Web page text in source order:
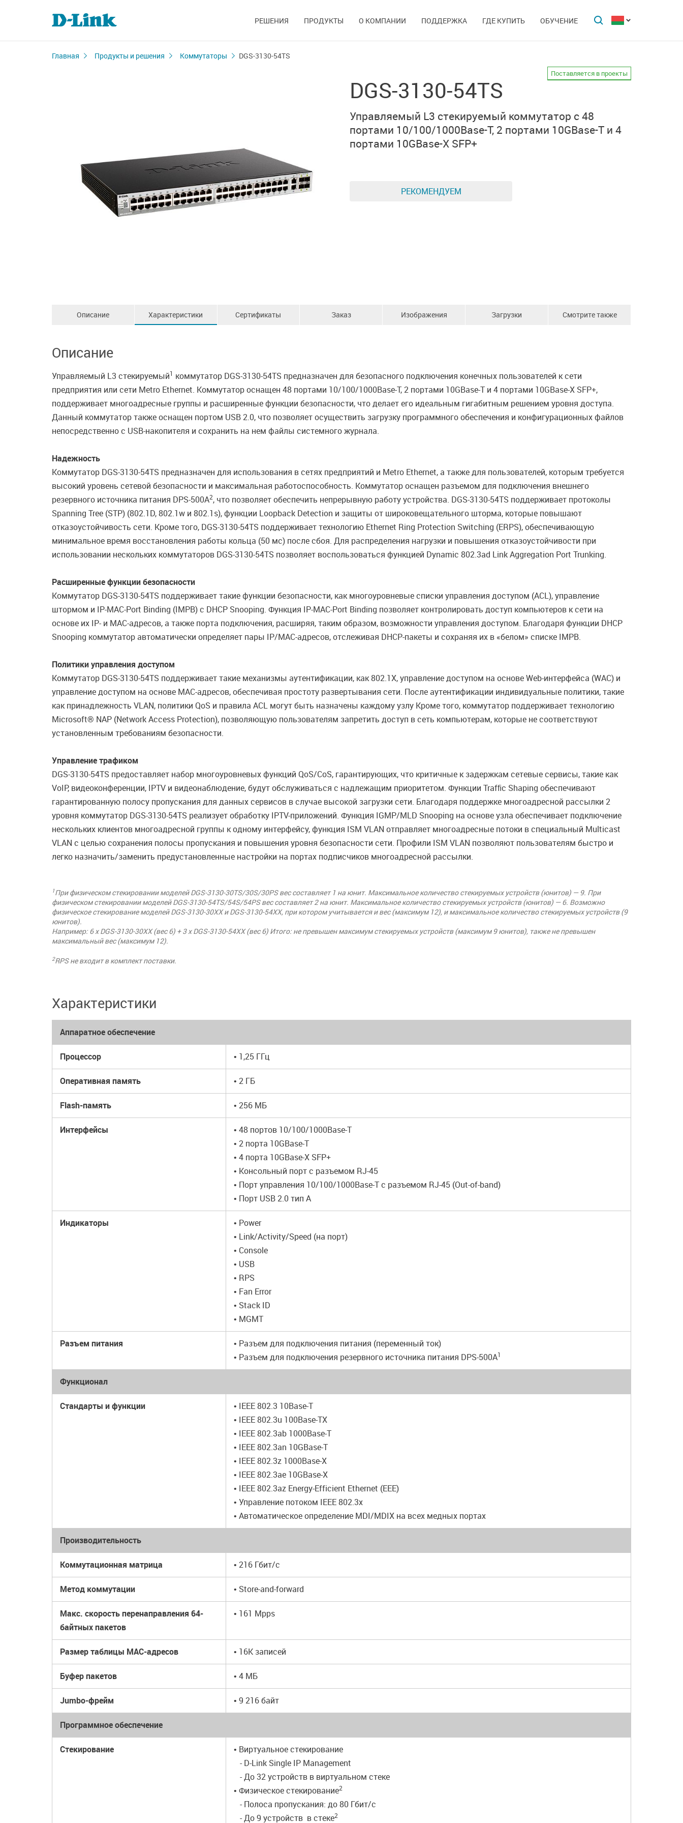
РЕШЕНИЯ ПРОДУКТЫ О КОМПАНИИ ПОДДЕРЖКА ГДЕ КУПИТЬ ОБУЧЕНИЕ
Главная Продукты и решения Коммутаторы DGS-3130-54TS
DGS-3130-54TS
Поставляется в проекты
Управляемый L3 стекируемый коммутатор с 48
портами 10/100/1000Base-T, 2 портами 10GBase-T и 4
портами 10GBase-X SFP+
РЕКОМЕНДУЕМ
Описание Характеристики Сертификаты Заказ Изображения Загрузки Смотрите также
Описание
Управляемый L3 стекируемый1 коммутатор DGS-3130-54TS предназначен для безопасного подключения конечных пользователей к сети
предприятия или сети Metro Ethernet. Коммутатор оснащен 48 портами 10/100/1000Base-T, 2 портами 10GBase-T и 4 портами 10GBase-X SFP+,
поддерживает многоадресные группы и расширенные функции безопасности, что делает его идеальным гигабитным решением уровня доступа.
Данный коммутатор также оснащен портом USB 2.0, что позволяет осуществить загрузку программного обеспечения и конфигурационных файлов
непосредственно с USB-накопителя и сохранить на нем файлы системного журнала.
Надежность
Коммутатор DGS-3130-54TS предназначен для использования в сетях предприятий и Metro Ethernet, а также для пользователей, которым требуется
высокий уровень сетевой безопасности и максимальная работоспособность. Коммутатор оснащен разъемом для подключения внешнего
резервного источника питания DPS-500A2, что позволяет обеспечить непрерывную работу устройства. DGS-3130-54TS поддерживает протоколы
Spanning Tree (STP) (802.1D, 802.1w и 802.1s), функции Loopback Detection и защиты от широковещательного шторма, которые повышают
отказоустойчивость сети. Кроме того, DGS-3130-54TS поддерживает технологию Ethernet Ring Protection Switching (ERPS), обеспечивающую
минимальное время восстановления работы кольца (50 мс) после сбоя. Для распределения нагрузки и повышения отказоустойчивости при
использовании нескольких коммутаторов DGS-3130-54TS позволяет воспользоваться функцией Dynamic 802.3ad Link Aggregation Port Trunking.
Расширенные функции безопасности
Коммутатор DGS-3130-54TS поддерживает такие функции безопасности, как многоуровневые списки управления доступом (ACL), управление
штормом и IP-MAC-Port Binding (IMPB) с DHCP Snooping. Функция IP-MAC-Port Binding позволяет контролировать доступ компьютеров к сети на
основе их IP- и MAC-адресов, а также порта подключения, расширяя, таким образом, возможности управления доступом. Благодаря функции DHCP
Snooping коммутатор автоматически определяет пары IP/MAC-адресов, отслеживая DHCP-пакеты и сохраняя их в «белом» списке IMPB.
Политики управления доступом
Коммутатор DGS-3130-54TS поддерживает такие механизмы аутентификации, как 802.1X, управление доступом на основе Web-интерфейса (WAC) и
управление доступом на основе MAC-адресов, обеспечивая простоту развертывания сети. После аутентификации индивидуальные политики, такие
как принадлежность VLAN, политики QoS и правила ACL могут быть назначены каждому узлу Кроме того, коммутатор поддерживает технологию
Microsoft® NAP (Network Access Protection), позволяющую пользователям запретить доступ в сеть компьютерам, которые не соответствуют
установленным требованиям безопасности.
Управление трафиком
DGS-3130-54TS предоставляет набор многоуровневых функций QoS/CoS, гарантирующих, что критичные к задержкам сетевые сервисы, такие как
VoIP, видеоконференции, IPTV и видеонаблюдение, будут обслуживаться с надлежащим приоритетом. Функции Trafﬁc Shaping обеспечивают
гарантированную полосу пропускания для данных сервисов в случае высокой загрузки сети. Благодаря поддержке многоадресной рассылки 2
уровня коммутатор DGS-3130-54TS реализует обработку IPTV-приложений. Функция IGMP/MLD Snooping на основе узла обеспечивает подключение
нескольких клиентов многоадресной группы к одному интерфейсу, функция ISM VLAN отправляет многоадресные потоки в специальный Multicast
VLAN с целью сохранения полосы пропускания и повышения уровня безопасности сети. Профили ISM VLAN позволяют пользователям быстро и
легко назначить/заменить предустановленные настройки на портах подписчиков многоадресной рассылки.
1При физическом стекировании моделей DGS-3130-30TS/30S/30PS вес составляет 1 на юнит. Максимальное количество стекируемых устройств (юнитов) — 9. При
физическом стекировании моделей DGS-3130-54TS/54S/54PS вес составляет 2 на юнит. Максимальное количество стекируемых устройств (юнитов) — 6. Возможно
физическое стекирование моделей DGS-3130-30XX и DGS-3130-54XX, при котором учитывается и вес (максимум 12), и максимальное количество стекируемых устройств (9
юнитов).
Например: 6 x DGS-3130-30XX (вес 6) + 3 x DGS-3130-54XX (вес 6) Итого: не превышен максимум стекируемых устройств (максимум 9 юнитов), также не превышен
максимальный вес (максимум 12).
2RPS не входит в комплект поставки.
Характеристики
Аппаратное обеспечение
Процессор • 1,25 ГГц
Оперативная память • 2 ГБ
Flash-память • 256 МБ
Интерфейсы
• 48 портов 10/100/1000Base-T
• 2 порта 10GBase-T
• 4 порта 10GBase-X SFP+
• Консольный порт с разъемом RJ-45
• Порт управления 10/100/1000Base-T с разъемом RJ-45 (Out-of-band)
• Порт USB 2.0 тип A
Индикаторы
• Power
• Link/Activity/Speed (на порт)
• Console
• USB
• RPS
• Fan Error
• Stack ID
• MGMT
Разъем питания
• Разъем для подключения питания (переменный ток)
• Разъем для подключения резервного источника питания DPS-500A1
Функционал
Стандарты и функции
• IEEE 802.3 10Base-T
• IEEE 802.3u 100Base-TX
• IEEE 802.3ab 1000Base-T
• IEEE 802.3an 10GBase-T
• IEEE 802.3z 1000Base-X
• IEEE 802.3ae 10GBase-X
• IEEE 802.3az Energy-Efficient Ethernet (EEE)
• Управление потоком IEEE 802.3x
• Автоматическое определение MDI/MDIX на всех медных портах
Производительность
Коммутационная матрица • 216 Гбит/с
Метод коммутации • Store-and-forward
Макс. скорость перенаправления 64-
байтных пакетов
• 161 Mpps
Размер таблицы MAC-адресов • 16K записей
Буфер пакетов • 4 МБ
Jumbo-фрейм • 9 216 байт
Программное обеспечение
Стекирование
• Виртуальное стекирование
- D-Link Single IP Management
- До 32 устройств в виртуальном стеке
• Физическое стекирование2
- Полоса пропускания: до 80 Гбит/с
- До 9 устройств в стеке2